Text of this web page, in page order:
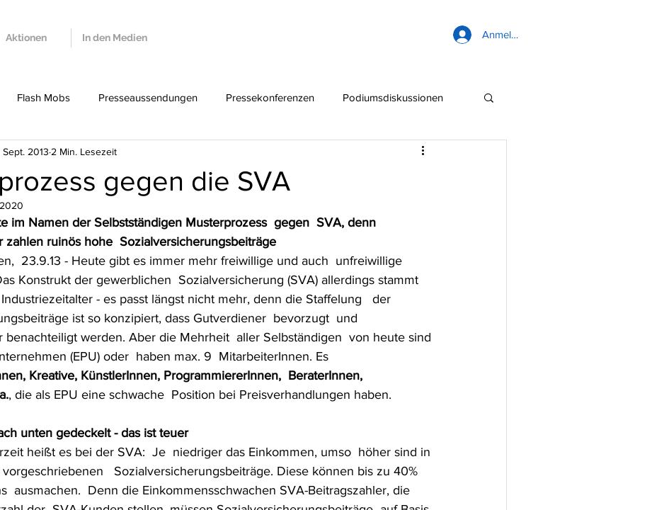
Aktionen In den Medien Anmelden
Flash Mobs Presseaussendungen Pressekonferenzen Podiumsdiskussionen
EPU Karenz
gegen die SVA
Sept. 2013 2 Min. Lesezeit
im Namen der Selbstständigen Musterprozess  gegen  SVA, denn
zahlen ruinös hohe  Sozialversicherungsbeiträge
Konstrukt der gewerblichen  Sozialversicherung (SVA) allerdings stammt
- es passt längst nicht mehr, denn die Staffelung   der
ist so konzipiert, dass Gutverdiener  bevorzugt  und
benachteiligt werden. Aber die Mehrheit  aller Selbständigen  von heute sind
(EPU) oder  haben max. 9  MitarbeiterInnen. Es
Kreative, KünstlerInnen, ProgrammiererInnen,  BeraterInnen,
, die als EPU eine schwache  Position bei Preisverhandlungen haben.
unten gedeckelt - das ist teuer
Sozialversicherungsbeiträge. Diese können bis zu 40%
ausmachen.  Denn die Einkommensschwachen SVA-Beitragszahler, die